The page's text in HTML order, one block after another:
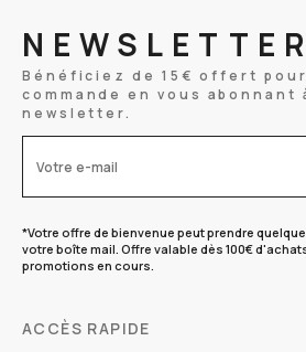
ACCÈS RAPIDE
NEWSLETTER
Bénéficiez de 15€ offert
commande en vous abonnant
newsletter.
Votre e-mail
*Votre offre de bienvenue peut prendre
votre boîte mail. Offre valable dès 100€
promotions en cours.